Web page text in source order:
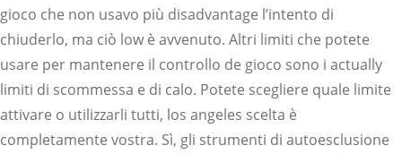
gioco che non usavo più disadvantage l’intento di
chiuderlo, ma ciò low è avvenuto. Altri limiti che potete
usare per mantenere il controllo de gioco sono i actually
limiti di scommessa e di calo. Potete scegliere quale limite
attivare o utilizzarli tutti, los angeles scelta è
completamente vostra. Sì, gli strumenti di autoesclusione